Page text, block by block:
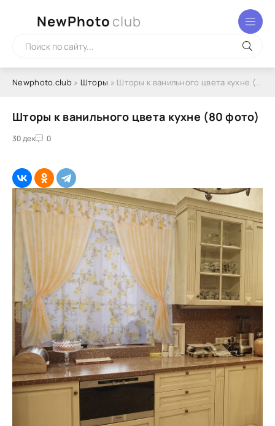
NewPhoto club
Newphoto.club» Шторы » Шторы к ванильного цвета кухне (80 фото)
Шторы к ванильного цвета кухне (80 фото)
30 дек 0